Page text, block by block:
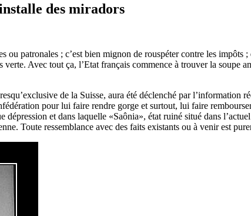
des miradors
ou patronales ; c’est bien mignon de rouspéter contre les impôts
Avec tout ça, l’Etat français commence à trouver la soupe
de la Suisse, aura été déclenché par l’information
pour lui faire rendre gorge et surtout, lui faire
et dans laquelle «Saônia», état ruiné situé dans
Toute ressemblance avec des faits existants ou à venir est